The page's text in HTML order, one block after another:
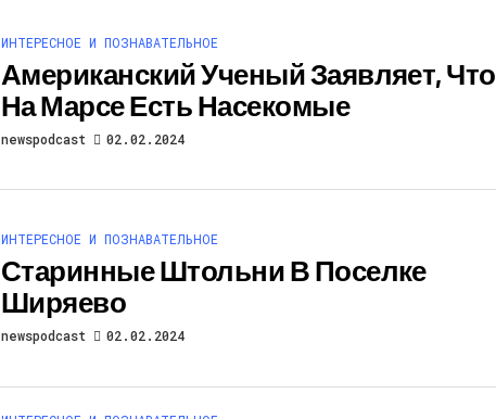
ИНТЕРЕСНОЕ И ПОЗНАВАТЕЛЬНОЕ
Американский Ученый Заявляет, Что
На Марсе Есть Насекомые
newspodcast 02.02.2024
ИНТЕРЕСНОЕ И ПОЗНАВАТЕЛЬНОЕ
Старинные Штольни В Поселке
Ширяево
newspodcast 02.02.2024